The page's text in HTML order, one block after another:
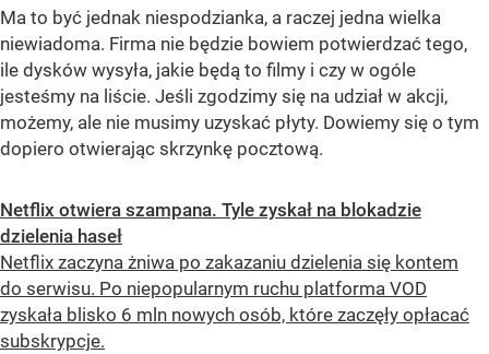
Ma to być jednak niespodzianka, a raczej jedna wielka
niewiadoma. Firma nie będzie bowiem potwierdzać tego,
ile dysków wysyła, jakie będą to filmy i czy w ogóle
jesteśmy na liście. Jeśli zgodzimy się na udział w akcji,
możemy, ale nie musimy uzyskać płyty. Dowiemy się o tym
dopiero otwierając skrzynkę pocztową.
Netflix otwiera szampana. Tyle zyskał na blokadzie
dzielenia haseł
Netflix zaczyna żniwa po zakazaniu dzielenia się kontem
do serwisu. Po niepopularnym ruchu platforma VOD
zyskała blisko 6 mln nowych osób, które zaczęły opłacać
subskrypcje.